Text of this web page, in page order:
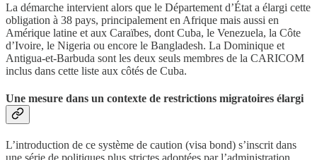
La démarche intervient alors que le Département d’État a élargi cette
obligation à 38 pays, principalement en Afrique mais aussi en
Amérique latine et aux Caraïbes, dont Cuba, le Venezuela, la Côte
d’Ivoire, le Nigeria ou encore le Bangladesh. La Dominique et
Antigua-et-Barbuda sont les deux seuls membres de la CARICOM
inclus dans cette liste aux côtés de Cuba.
Une mesure dans un contexte de restrictions migratoires élargi
L’introduction de ce système de caution (visa bond) s’inscrit dans
une série de politiques plus strictes adoptées par l’administration